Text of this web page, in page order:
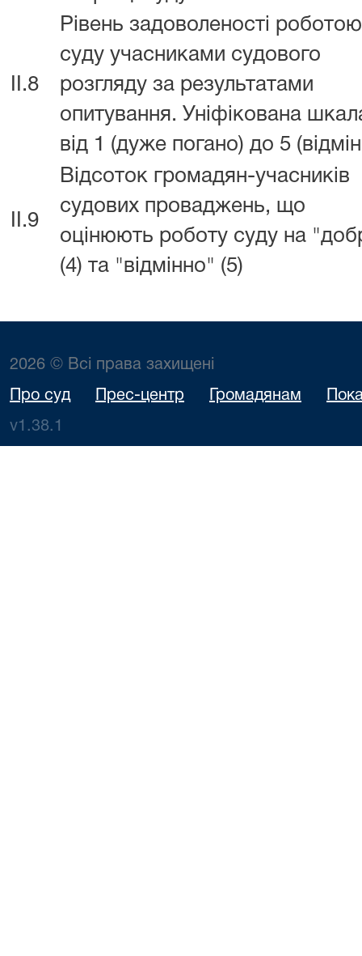
II.8
Рівень задоволеності роботою
суду учасниками судового
розгляду за результатами
опитування. Уніфікована
від 1 (дуже погано) до 5
II.9
Відсоток громадян-учасників
судових проваджень, що
оцінюють роботу суду на
(4) та "відмінно" (5)
2026 © Всі права захищені
Про суд Прес-центр Громадянам
v1.38.1